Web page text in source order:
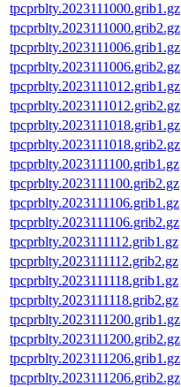
tpcprblty.2023111000.grib1.gz
tpcprblty.2023111000.grib2.gz
tpcprblty.2023111006.grib1.gz
tpcprblty.2023111006.grib2.gz
tpcprblty.2023111012.grib1.gz
tpcprblty.2023111012.grib2.gz
tpcprblty.2023111018.grib1.gz
tpcprblty.2023111018.grib2.gz
tpcprblty.2023111100.grib1.gz
tpcprblty.2023111100.grib2.gz
tpcprblty.2023111106.grib1.gz
tpcprblty.2023111106.grib2.gz
tpcprblty.2023111112.grib1.gz
tpcprblty.2023111112.grib2.gz
tpcprblty.2023111118.grib1.gz
tpcprblty.2023111118.grib2.gz
tpcprblty.2023111200.grib1.gz
tpcprblty.2023111200.grib2.gz
tpcprblty.2023111206.grib1.gz
tpcprblty.2023111206.grib2.gz